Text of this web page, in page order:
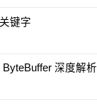
键字
深度解析